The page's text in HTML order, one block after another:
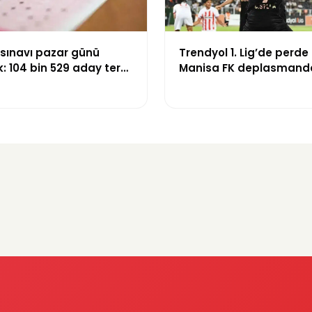
pazar günü
104 bin 529 aday ter
Trendyol 1. Lig’de perde
Manisa FK